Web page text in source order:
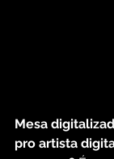
Mesa
pro artista